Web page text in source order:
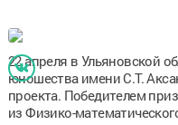
22 апреля в Ульяновской
юношества имени С.Т.
проекта. Победителем
из Физико-